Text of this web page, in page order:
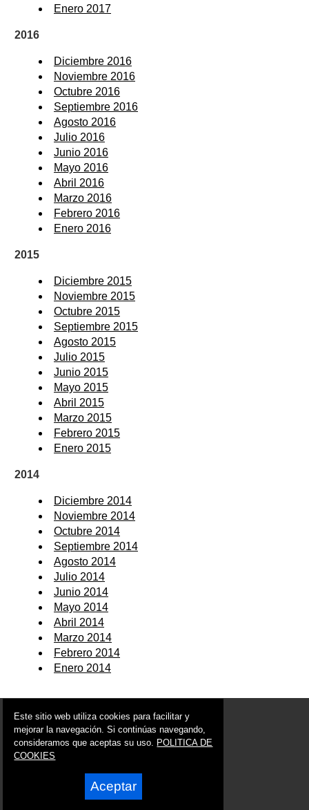
Enero 2017
2016
Diciembre 2016
Noviembre 2016
Octubre 2016
Septiembre 2016
Agosto 2016
Julio 2016
Junio 2016
Mayo 2016
Abril 2016
Marzo 2016
Febrero 2016
Enero 2016
2015
Diciembre 2015
Noviembre 2015
Octubre 2015
Septiembre 2015
Agosto 2015
Julio 2015
Junio 2015
Mayo 2015
Abril 2015
Marzo 2015
Febrero 2015
Enero 2015
2014
Diciembre 2014
Noviembre 2014
Octubre 2014
Septiembre 2014
Agosto 2014
Julio 2014
Junio 2014
Mayo 2014
Abril 2014
Marzo 2014
Febrero 2014
Enero 2014
© 2006 - 2026 Portal de Cieza Noticias
info@portaldecieza.es
Síguenos en:
Este sitio web utiliza cookies para facilitar y
mejorar la navegación. Si continúas navegando,
consideramos que aceptas su uso. POLITICA DE
COOKIES
Aceptar